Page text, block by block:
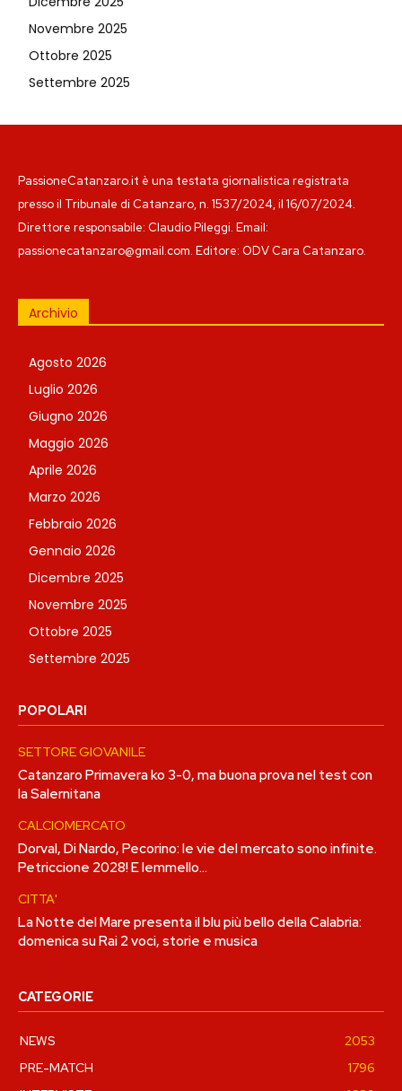
Novembre 2025
Ottobre 2025
Settembre 2025
PassioneCatanzaro.it è una testata giornalistica registrata
presso il Tribunale di Catanzaro, n. 1537/2024, il 16/07/2024.
Direttore responsabile: Claudio Pileggi. Email:
passionecatanzaro@gmail.com. Editore: ODV Cara Catanzaro.
Archivio
Agosto 2026
Luglio 2026
Giugno 2026
Maggio 2026
Aprile 2026
Marzo 2026
Febbraio 2026
Gennaio 2026
Dicembre 2025
Novembre 2025
Ottobre 2025
Settembre 2025
POPOLARI
SETTORE GIOVANILE
Catanzaro Primavera ko 3-0, ma buona prova nel test con
la Salernitana
CALCIOMERCATO
Dorval, Di Nardo, Pecorino: le vie del mercato sono infinite.
Petriccione 2028! E Iemmello…
CITTA'
La Notte del Mare presenta il blu più bello della Calabria:
domenica su Rai 2 voci, storie e musica
CATEGORIE
NEWS
2053
PRE-MATCH
1796